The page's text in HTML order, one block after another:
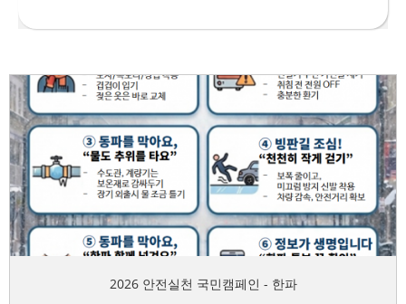
2026 안전실천 국민캠페인 - 한파